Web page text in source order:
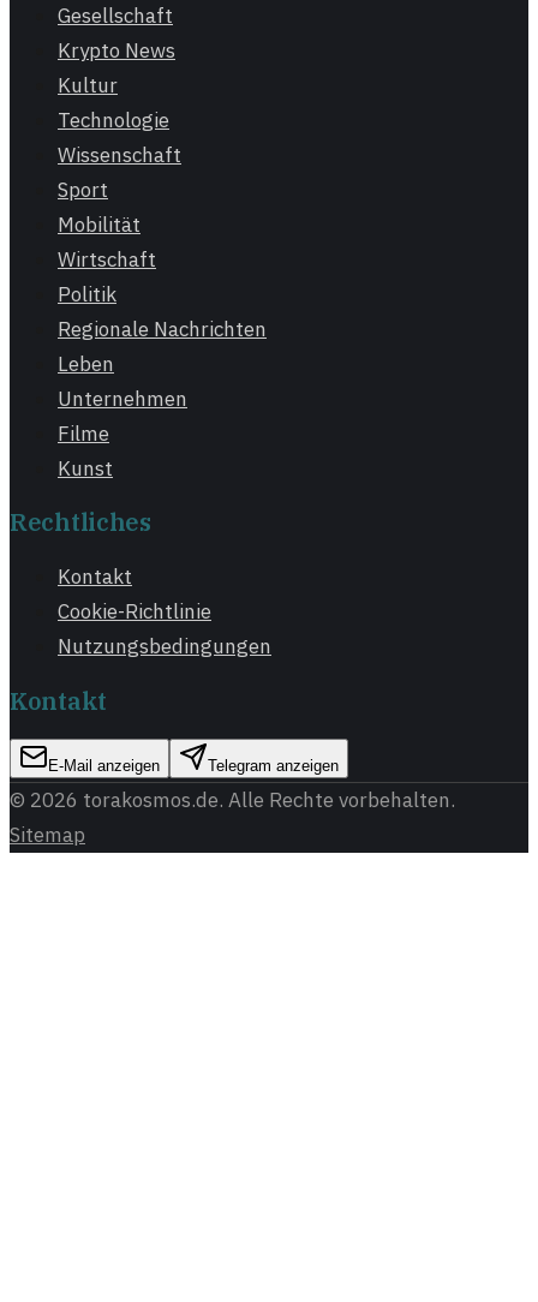
Gesellschaft
Krypto News
Kultur
Technologie
Wissenschaft
Sport
Mobilität
Wirtschaft
Politik
Regionale Nachrichten
Leben
Unternehmen
Filme
Kunst
Rechtliches
Kontakt
Cookie-Richtlinie
Nutzungsbedingungen
Kontakt
E-Mail anzeigen Telegram anzeigen
© 2026 torakosmos.de. Alle Rechte vorbehalten.
Sitemap